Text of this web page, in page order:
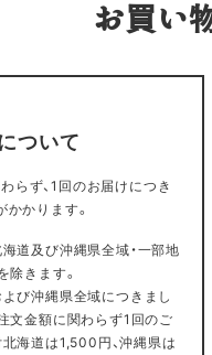
お買い
ついて
らず、1回のお届けにつき
かります。
道及び沖縄県全域・一部地
除きます。
び沖縄県全域につきまし
文金額に関わらず1回のご
海道は1,500円、沖縄県は